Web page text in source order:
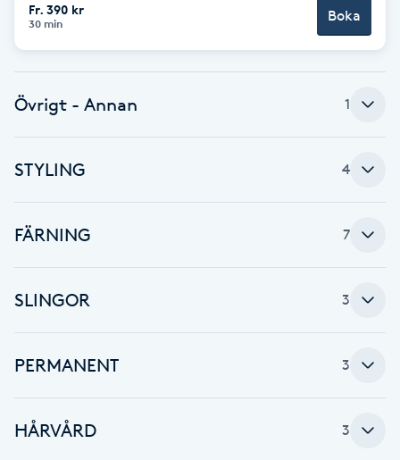
Fotmassage
Fotsvamp
Fransar
Fransborttagning
Fransförlängning Megavolym
Fransförlängning Volym
Fr. 390 kr
30 min Boka
Övrigt - Annan 1
STYLING 4
FÄRNING 7
SLINGOR 3
PERMANENT 3
HÅRVÅRD 3